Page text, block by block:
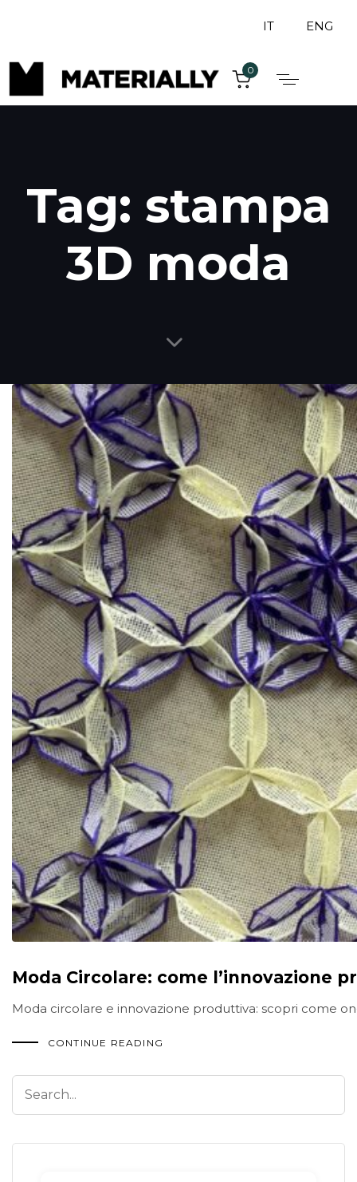
IT ENG
0
Tag: stampa
3D moda
Moda Circolare: come l’innovazione
Moda circolare e innovazione produttiva: scopri come
CONTINUE READING